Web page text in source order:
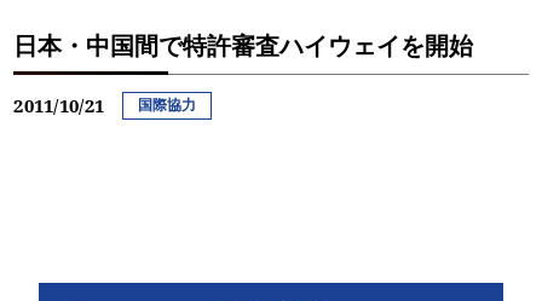
日本・中国間で特許審査ハイウェイを開始
2011/10/21 国際協力